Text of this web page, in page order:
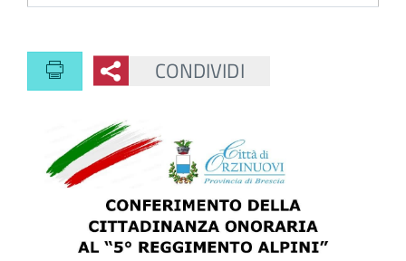
CONDIVIDI